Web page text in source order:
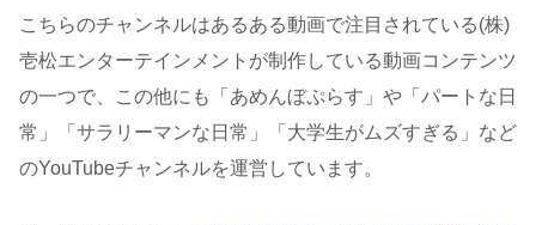
こちらのチャンネルはあるある動画で注目されている(株)
壱松エンターテインメントが制作している動画コンテンツ
の一つで、この他にも「あめんぼぷらす」や「パートな日
常」「サラリーマンな日常」「大学生がムズすぎる」など
のYouTubeチャンネルを運営しています。